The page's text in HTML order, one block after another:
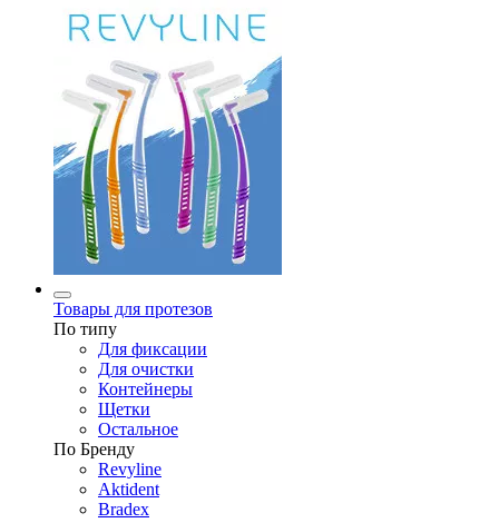
Товары для протезов
По типу
Для фиксации
Для очистки
Контейнеры
Щетки
Остальное
По Бренду
Revyline
Aktident
Bradex